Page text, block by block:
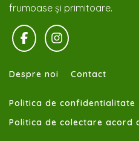
frumoase și primitoare.
Despre noi Contact
Politica de confidentialitate
Politica de colectare acord